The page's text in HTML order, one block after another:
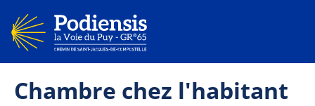
Chambre chez l'habitant